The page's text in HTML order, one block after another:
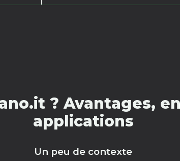
? Avantages,
applications
Un peu de contexte